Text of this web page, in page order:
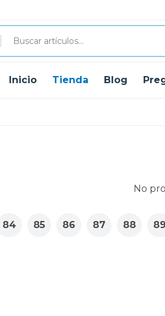
Inicio Tienda Blog
No
84 85 86 87 88 89